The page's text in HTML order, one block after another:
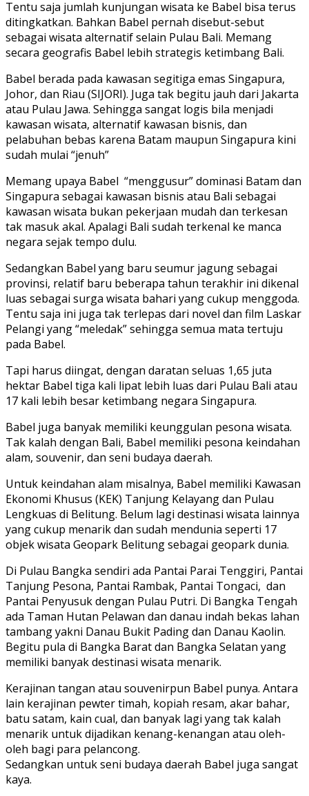
Tentu saja jumlah kunjungan wisata ke Babel bisa terus
ditingkatkan. Bahkan Babel pernah disebut-sebut
sebagai wisata alternatif selain Pulau Bali. Memang
secara geografis Babel lebih strategis ketimbang Bali.
Babel berada pada kawasan segitiga emas Singapura,
Johor, dan Riau (SIJORI). Juga tak begitu jauh dari Jakarta
atau Pulau Jawa. Sehingga sangat logis bila menjadi
kawasan wisata, alternatif kawasan bisnis, dan
pelabuhan bebas karena Batam maupun Singapura kini
sudah mulai “jenuh”
Memang upaya Babel “menggusur” dominasi Batam dan
Singapura sebagai kawasan bisnis atau Bali sebagai
kawasan wisata bukan pekerjaan mudah dan terkesan
tak masuk akal. Apalagi Bali sudah terkenal ke manca
negara sejak tempo dulu.
Sedangkan Babel yang baru seumur jagung sebagai
provinsi, relatif baru beberapa tahun terakhir ini dikenal
luas sebagai surga wisata bahari yang cukup menggoda.
Tentu saja ini juga tak terlepas dari novel dan film Laskar
Pelangi yang “meledak” sehingga semua mata tertuju
pada Babel.
Tapi harus diingat, dengan daratan seluas 1,65 juta
hektar Babel tiga kali lipat lebih luas dari Pulau Bali atau
17 kali lebih besar ketimbang negara Singapura.
Babel juga banyak memiliki keunggulan pesona wisata.
Tak kalah dengan Bali, Babel memiliki pesona keindahan
alam, souvenir, dan seni budaya daerah.
Untuk keindahan alam misalnya, Babel memiliki Kawasan
Ekonomi Khusus (KEK) Tanjung Kelayang dan Pulau
Lengkuas di Belitung. Belum lagi destinasi wisata lainnya
yang cukup menarik dan sudah mendunia seperti 17
objek wisata Geopark Belitung sebagai geopark dunia.
Di Pulau Bangka sendiri ada Pantai Parai Tenggiri, Pantai
Tanjung Pesona, Pantai Rambak, Pantai Tongaci, dan
Pantai Penyusuk dengan Pulau Putri. Di Bangka Tengah
ada Taman Hutan Pelawan dan danau indah bekas lahan
tambang yakni Danau Bukit Pading dan Danau Kaolin.
Begitu pula di Bangka Barat dan Bangka Selatan yang
memiliki banyak destinasi wisata menarik.
Kerajinan tangan atau souvenirpun Babel punya. Antara
lain kerajinan pewter timah, kopiah resam, akar bahar,
batu satam, kain cual, dan banyak lagi yang tak kalah
menarik untuk dijadikan kenang-kenangan atau oleh-
oleh bagi para pelancong.
Sedangkan untuk seni budaya daerah Babel juga sangat
kaya.